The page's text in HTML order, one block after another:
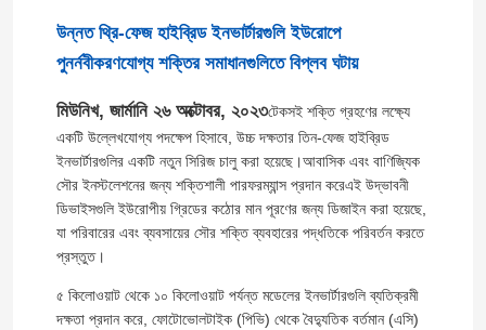
উন্নত থ্রি-ফেজ হাইব্রিড ইনভার্টারগুলি ইউরোপে
পুনর্নবীকরণযোগ্য শক্তির সমাধানগুলিতে বিপ্লব ঘটায়
মিউনিখ, জার্মানি ২৬ অক্টোবর, ২০২৩টেকসই শক্তি গ্রহণের লক্ষ্যে
একটি উল্লেখযোগ্য পদক্ষেপ হিসাবে, উচ্চ দক্ষতার তিন-ফেজ হাইব্রিড
ইনভার্টারগুলির একটি নতুন সিরিজ চালু করা হয়েছে।আবাসিক এবং বাণিজ্যিক
সৌর ইনস্টলেশনের জন্য শক্তিশালী পারফরম্যান্স প্রদান করেএই উদ্ভাবনী
ডিভাইসগুলি ইউরোপীয় গ্রিডের কঠোর মান পূরণের জন্য ডিজাইন করা হয়েছে,
যা পরিবারের এবং ব্যবসায়ের সৌর শক্তি ব্যবহারের পদ্ধতিকে পরিবর্তন করতে
প্রস্তুত।
৫ কিলোওয়াট থেকে ১০ কিলোওয়াট পর্যন্ত মডেলের ইনভার্টারগুলি ব্যতিক্রমী
দক্ষতা প্রদান করে, ফোটোভোলটাইক (পিভি) থেকে বৈদ্যুতিক বর্তমান (এসি)